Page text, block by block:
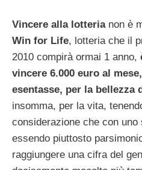
Vincere alla lotterianon è
Win for Life, lotteria che il
2010 compirà ormai 1 anno,
vincere 6.000 euro al
esentasse, per la bellezza
insomma, per la vita,
considerazione che con uno
essendo piuttosto
raggiungere una cifra del